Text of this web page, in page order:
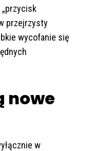
„przycisk
przejrzysty
wycofanie się
nowe
w